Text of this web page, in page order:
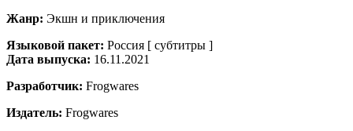
Жанр: Экшн и приключения
Языковой пакет: Россия [ субтитры ]
Дата выпуска: 16.11.2021
Разработчик: Frogwares
Издатель: Frogwares